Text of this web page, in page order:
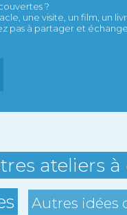
?
une visite, un film, un
pas à partager et
ateliers
Autres idées